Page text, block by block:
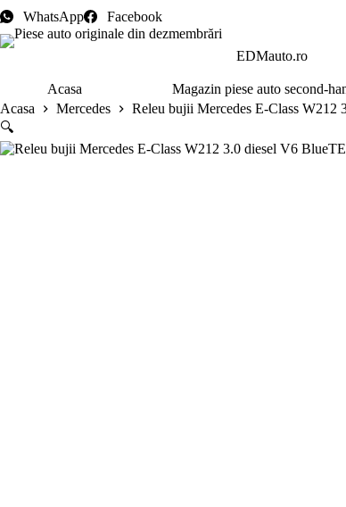
Sari
la
conținut
WhatsApp Facebook
EDMauto.ro
Acasa Magazin piese auto second-
Acasa
Mercedes
Releu bujii Mercedes E-Class
🔍